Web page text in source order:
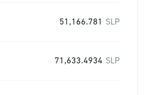
51,166.781 SLP
71,633.4934 SLP